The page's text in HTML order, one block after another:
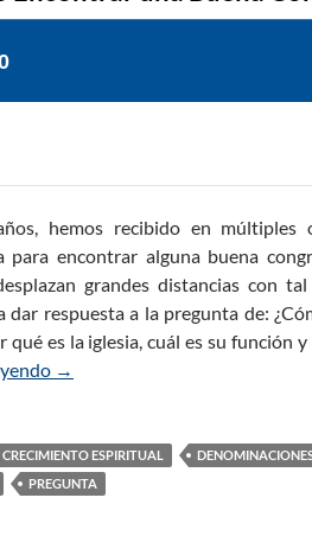
hemos recibido en múltiples
para encontrar alguna buena
grandes distancias con
dar respuesta a la pregunta de:
qué es la iglesia, cuál es su
¿Cómo Puedo Encontrar una
→
CRECIMIENTO ESPIRITUAL
PREGUNTA